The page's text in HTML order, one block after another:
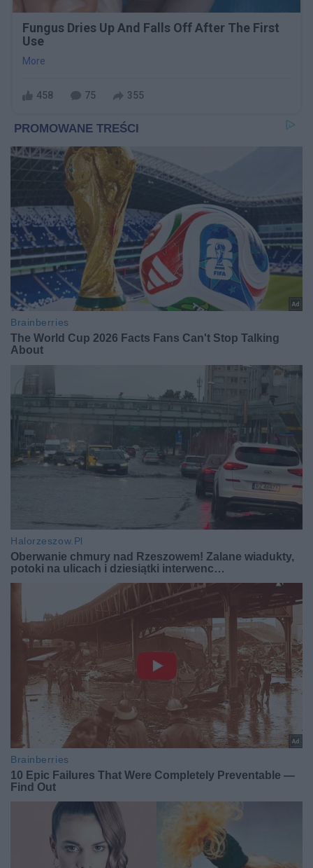
Fungus Dries Up And Falls Off After The First
Use
More
458 75 355